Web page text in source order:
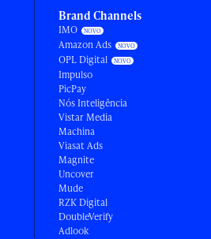
Brand Channels
IMO
Amazon Ads
OPL Digital
Impulso
PicPay
Nós Inteligência
Vistar Media
Machina
Viasat Ads
Magnite
Uncover
Mude
RZK Digital
DoubleVerify
Adlook